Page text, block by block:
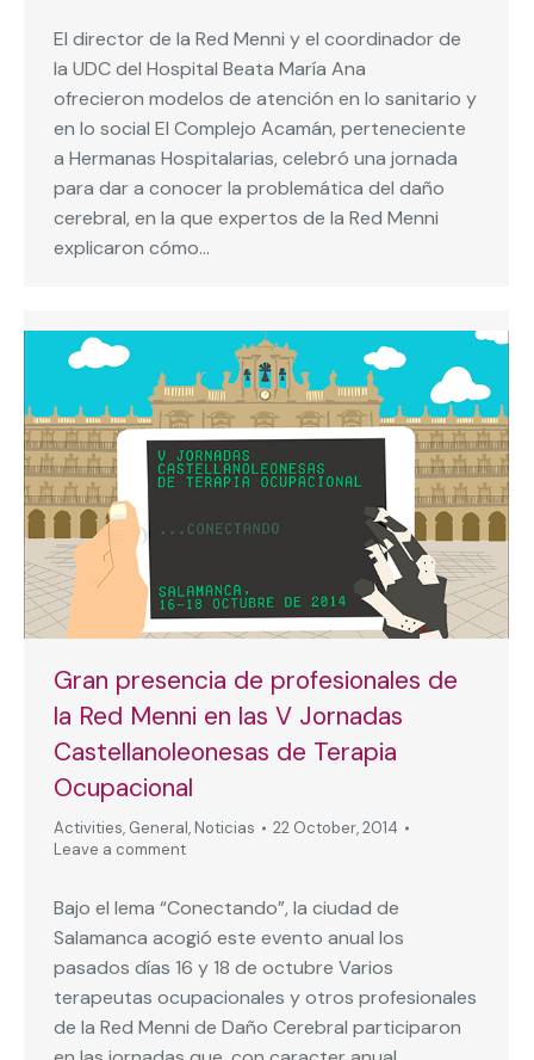
El director de la Red Menni y el coordinador de
la UDC del Hospital Beata María Ana
ofrecieron modelos de atención en lo sanitario y
en lo social El Complejo Acamán, perteneciente
a Hermanas Hospitalarias, celebró una jornada
para dar a conocer la problemática del daño
cerebral, en la que expertos de la Red Menni
explicaron cómo…
Gran presencia de profesionales de
la Red Menni en las V Jornadas
Castellanoleonesas de Terapia
Ocupacional
Activities, General, Noticias
22 October, 2014
Leave a comment
Bajo el lema “Conectando”, la ciudad de
Salamanca acogió este evento anual los
pasados días 16 y 18 de octubre Varios
terapeutas ocupacionales y otros profesionales
de la Red Menni de Daño Cerebral participaron